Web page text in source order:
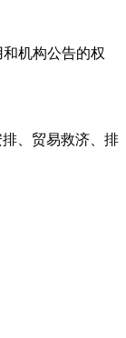
和机构公告的权
、贸易救济、排